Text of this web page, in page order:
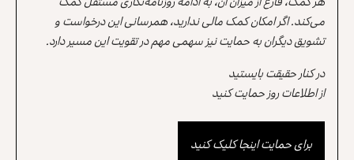
می‌کند. اگر امکان کمک مالی ندارید، همرسانی این درخواست و
تشویق دیگران به حمایت نیز سهمی مهم در تقویت این مسیر دارد.
در کنار حقیقت بایستید
از اطلاعات روز حمایت کنید
برای حمایت اینجا کلیک کنید